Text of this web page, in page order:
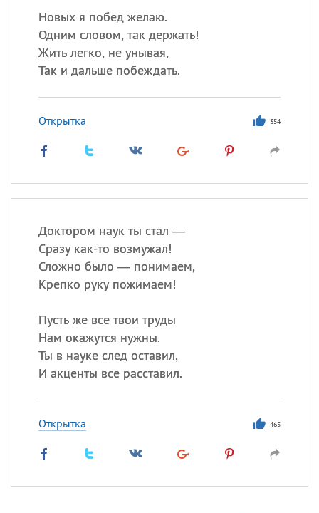
Новых я побед желаю.
Одним словом, так держать!
Жить легко, не унывая,
Так и дальше побеждать.
Открытка 354
Доктором наук ты стал —
Сразу как-то возмужал!
Сложно было — понимаем,
Крепко руку пожимаем!
Пусть же все твои труды
Нам окажутся нужны.
Ты в науке след оставил,
И акценты все расставил.
Открытка 465